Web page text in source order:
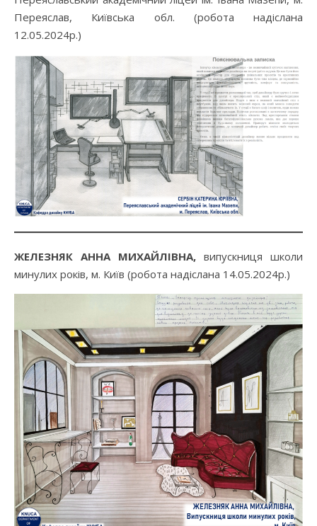
Переяслав, Київська обл. (робота надіслана
12.05.2024р.)
ЖЕЛЕЗНЯК АННА МИХАЙЛІВНА, випускниця школи
минулих років, м. Київ (робота надіслана 14.05.2024р.)